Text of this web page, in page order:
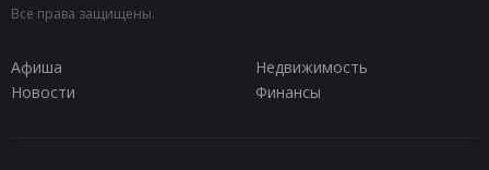
Все права защищены.
Афиша
Недвижимость
Новости
Финансы